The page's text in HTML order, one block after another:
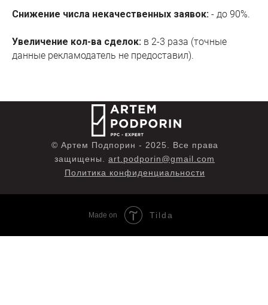
Снижение числа некачественных заявок: - до 90%.
Увеличение кол-ва сделок: в 2-3 раза (точные
данные рекламодатель не предоставил).
© Артем Подпорин - 2025. Все права
защищены. art.podporin@gmail.com
Политика конфиденциальности
Made on Tilda